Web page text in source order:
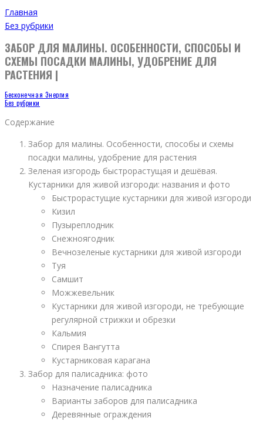
Главная
Без рубрики
ЗАБОР ДЛЯ МАЛИНЫ. ОСОБЕННОСТИ, СПОСОБЫ И
СХЕМЫ ПОСАДКИ МАЛИНЫ, УДОБРЕНИЕ ДЛЯ
РАСТЕНИЯ |
Бесконечная Энергия
Без рубрики
Содержание
Забор для малины. Особенности, способы и схемы
посадки малины, удобрение для растения
Зеленая изгородь быстрорастущая и дешёвая.
Кустарники для живой изгороди: названия и фото
Быстрорастущие кустарники для живой изгороди
Кизил
Пузыреплодник
Снежноягодник
Вечнозеленые кустарники для живой изгороди
Туя
Самшит
Можжевельник
Кустарники для живой изгороди, не требующие
регулярной стрижки и обрезки
Кальмия
Спирея Вангутта
Кустарниковая карагана
Забор для палисадника: фото
Назначение палисадника
Варианты заборов для палисадника
Деревянные ограждения